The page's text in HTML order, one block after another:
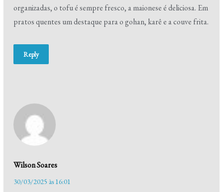
organizadas, o tofu é sempre fresco, a maionese é deliciosa. Em
pratos quentes um destaque para o gohan, karê e a couve frita.
Reply
Wilson Soares
30/03/2025 às 16:01